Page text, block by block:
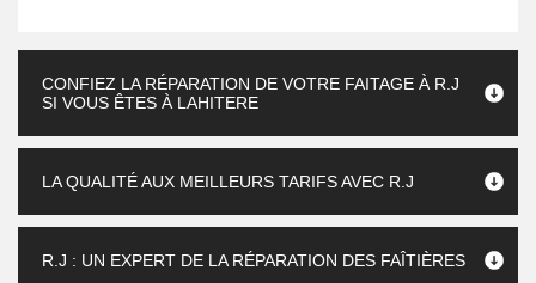
CONFIEZ LA RÉPARATION DE VOTRE FAITAGE À R.J
SI VOUS ÊTES À LAHITERE
LA QUALITÉ AUX MEILLEURS TARIFS AVEC R.J
R.J : UN EXPERT DE LA RÉPARATION DES FAÎTIÈRES